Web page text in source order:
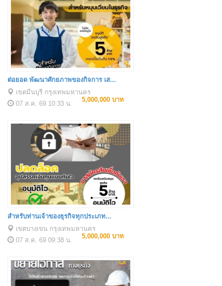
ต่อยอด พัฒนาศักยภาพของกิจการ เส...
เขตมีนบุรี กรุงเทพมหานคร
07 ส.ค. 69 10:33 น.
5,000,000 บาท
สำหรับท่านเจ้าของธุรกิจทุกประเภท...
เขตบางเขน กรุงเทพมหานคร
07 ส.ค. 69 09:38 น.
5,000,000 บาท